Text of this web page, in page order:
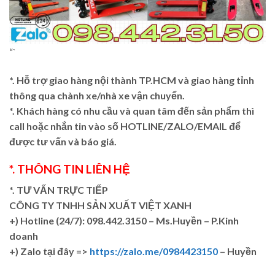
“`
*. Hỗ trợ giao hàng nội thành TP.HCM và giao hàng tỉnh
thông qua chành xe/nhà xe vận chuyển.
*. Khách hàng có nhu cầu và quan tâm đến sản phẩm thì
call hoặc nhắn tin vào số HOTLINE/ZALO/EMAIL để
được tư vấn và báo giá.
*. THÔNG TIN LIÊN HỆ
*. TƯ VẤN TRỰC TIẾP
CÔNG TY TNHH SẢN XUẤT VIỆT XANH
+) Hotline (24/7): 098.442.3150 – Ms.Huyền – P.Kinh
doanh
+) Zalo tại đây => https://zalo.me/0984423150 – Huyền